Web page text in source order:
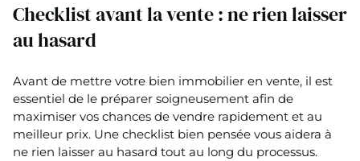
Checklist avant la vente : ne rien laisser
au hasard
Avant de mettre votre bien immobilier en vente, il est
essentiel de le préparer soigneusement afin de
maximiser vos chances de vendre rapidement et au
meilleur prix. Une checklist bien pensée vous aidera à
ne rien laisser au hasard tout au long du processus.